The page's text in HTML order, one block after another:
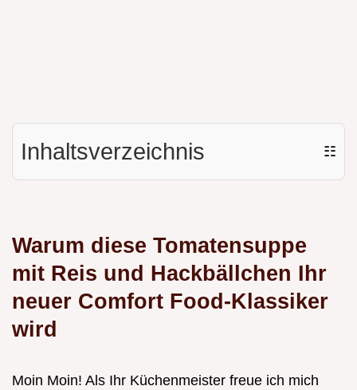
Inhaltsverzeichnis ☷
Warum diese Tomatensuppe
mit Reis und Hackbällchen Ihr
neuer Comfort Food-Klassiker
wird
Moin Moin! Als Ihr Küchenmeister freue ich mich